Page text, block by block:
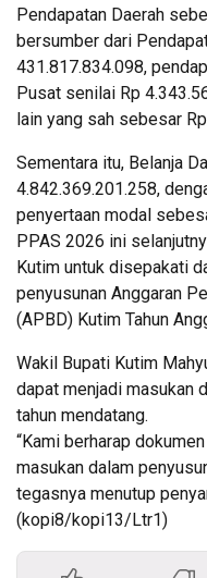
Pendapatan Daerah
bersumber dari
431.817.834.098,
Pusat senilai Rp
lain yang sah sebesar
Sementara itu, Belanja
4.842.369.201.258,
penyertaan modal
PPAS 2026 ini
Kutim untuk disepakati
penyusunan Anggaran
(APBD) Kutim Tahun
Wakil Bupati Kutim
dapat menjadi masukan
tahun mendatang.
“Kami berharap
masukan dalam
tegasnya menutup
(kopi8/kopi13/Ltr1)